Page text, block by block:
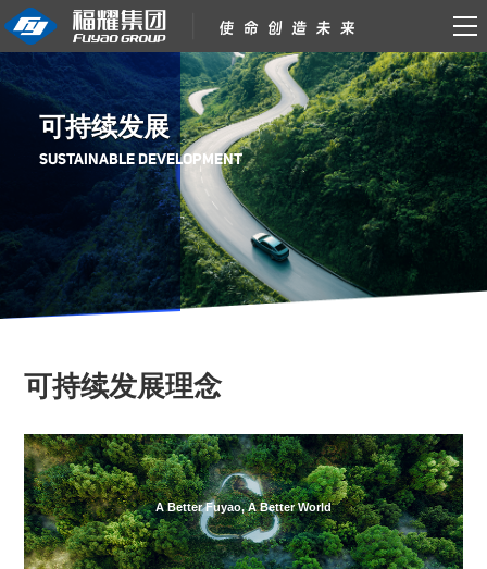
可持续发展
SUSTAINABLE DEVELOPMENT
可持续发展理念
A Better Fuyao, A Better World